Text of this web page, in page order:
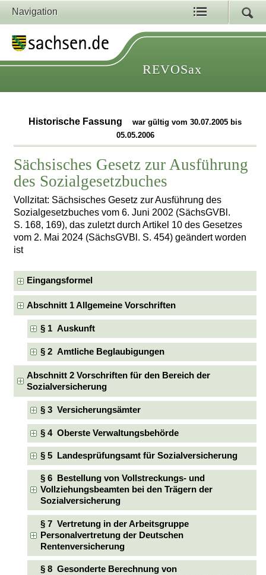
Navigation
REVOSax
Historische Fassung
war gültig vom 30.07.2005 bis
05.05.2006
Sächsisches Gesetz zur Ausführung
des Sozialgesetzbuches
Vollzitat: Sächsisches Gesetz zur Ausführung des
Sozialgesetzbuches vom 6. Juni 2002 (SächsGVBl.
S. 168, 169), das zuletzt durch Artikel 10 des Gesetzes
vom 2. Mai 2024 (SächsGVBl. S. 454) geändert worden
ist
Eingangsformel
Abschnitt 1 Allgemeine Vorschriften
§ 1 Auskunft
§ 2 Amtliche Beglaubigungen
Abschnitt 2 Vorschriften für den Bereich der
Sozialversicherung
§ 3 Versicherungsämter
§ 4 Oberste Verwaltungsbehörde
§ 5 Landesprüfungsamt für Sozialversicherung
§ 6 Bestellung von Vollstreckungs- und
Vollziehungsbeamten bei den Trägern der
Sozialversicherung
§ 7 Vertretung in der Arbeitsgruppe
Personalvertretung der Deutschen
Rentenversicherung
§ 8 Gesonderte Berechnung von